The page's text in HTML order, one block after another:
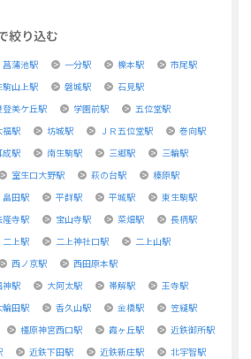
絞り込む
菖蒲池駅 一分駅 櫟本駅
市尾駅
駒山上駅 磐城駅
石見駅
登美ケ丘駅 学園前駅
五位堂駅
福駅 坊城駅 ＪＲ五位堂駅
巻向駅
成駅 南生駒駅 三郷駅
三輪駅
室生口大野駅 萩の台駅
榛原駅
畠田駅 平群駅 平城駅
東生駒駅
隆寺駅 宝山寺駅 菜畑駅
長柄駅
二上駅 二上神社口駅
二上山駅
西ノ京駅
西田原本駅
神駅 大阿太駅 帯解駅
王寺駅
輪田駅 香久山駅 金橋駅
笠縫駅
橿原神宮西口駅 霞ヶ丘駅
近鉄御所駅
近鉄下田駅 近鉄新庄駅
北宇智駅